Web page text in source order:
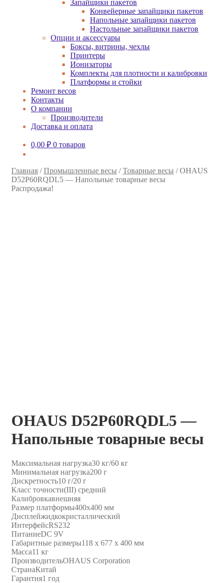
Запайщики пакетов
Конвейерные запайщики пакетов
Напольные запайщики пакетов
Настольные запайщики пакетов
Опции и аксессуары
Боксы, витрины, чехлы
Принтеры
Ионизаторы
Комплекты для плотности и калибровки
Платформы и стойки
Ремонт весов
Контакты
О компании
Производители
Доставка и оплата
0,00 ₽ 0 товаров
Главная /Промышленные весы /Товарные весы /OHAUS
D52P60RQDL5 — Напольные товарные весы
Распродажа!
OHAUS D52P60RQDL5 —
Напольные товарные весы
Максимальная нагрузка30 кг/60 кг
Минимальная нагрузка200 г
Дискретность10 г/20 г
Класс точности(III) средний
Калибровкавнешняя
Размер платформы400х400 мм
Дисплейжидкокристаллический
ИнтерфейсRS232
ПитаниеDC 9V
Габаритные размеры118 х 677 х 400 мм
Масса11 кг
ПроизводительOHAUS Corporation
СтранаКитай
Гарантия1 год